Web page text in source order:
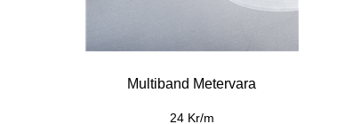
Multiband Metervara
24 Kr/m